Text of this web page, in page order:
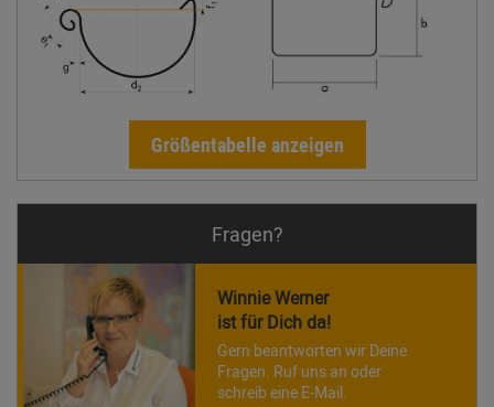
Größentabelle anzeigen
Fragen?
Winnie Werner
ist für Dich da!
Gern beantworten wir Deine
Fragen. Ruf uns an oder
schreib eine E-Mail.